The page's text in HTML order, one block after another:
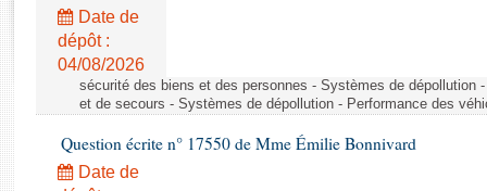
Rapports législatifs
Rapports sur l'application des lois
Baromètre de l’application des lois
Dossiers législatifs
Budget et sécurité sociale
Date de
dépôt :
04/08/2026
sécurité des biens et des personnes - Systèmes de dépollution
et de secours - Systèmes de dépollution - Performance des
Question écrite n° 17550 de Mme Émilie Bonnivard
Date de